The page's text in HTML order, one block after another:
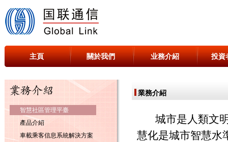
主頁 關於我們 业務介紹 投資
智慧社區管理平臺
產品介紹
車載乘客信息系統解決方案
業務介紹
城市是人類文明
慧化是城市智慧水